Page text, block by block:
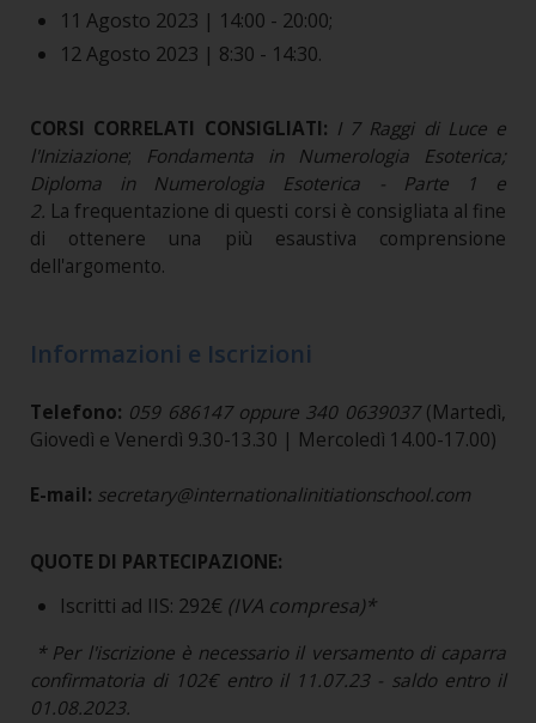
11 Agosto 2023 | 14:00 - 20:00;
12 Agosto 2023 | 8:30 - 14:30.
CORSI CORRELATI CONSIGLIATI: I 7 Raggi di Luce e
l'Iniziazione;
Fondamenta in Numerologia Esoterica;
Diploma in Numerologia Esoterica - Parte 1 e
2. La frequentazione di questi corsi è consigliata al fine
di ottenere una più esaustiva comprensione
dell'argomento.
Informazioni e Iscrizioni
Telefono: 059 686147 oppure 340 0639037(Martedì,
Giovedì e Venerdì 9.30-13.30 | Mercoledì 14.00-17.00)
E-mail: secretary@internationalinitiationschool.com
QUOTE DI PARTECIPAZIONE:
Iscritti ad IIS: 292€ (IVA compresa)*
* Per l'iscrizione è necessario il versamento di caparra
confirmatoria di 102€ entro il 11.07.23 - saldo entro il
01.08.2023.